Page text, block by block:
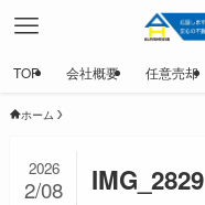
TOP 会社概要 任意売却
ホーム
IMG_2829
2026
2/08